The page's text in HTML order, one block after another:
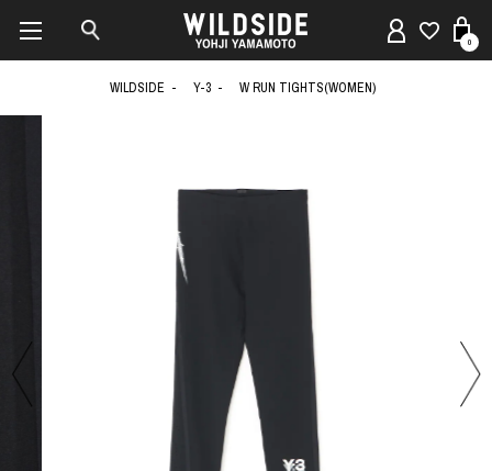
0
WILDSIDE Y-3 W RUN TIGHTS(WOMEN)